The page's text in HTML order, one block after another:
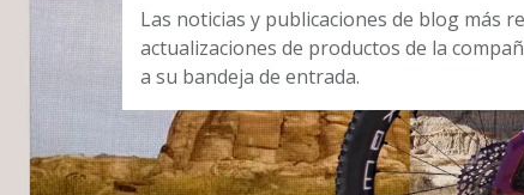
Las noticias y publicaciones de blog más
actualizaciones de productos de la
a su bandeja de entrada.